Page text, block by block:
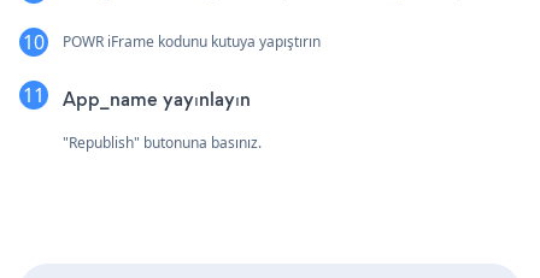
POWR iFrame kodunu kutuya yapıştırın
App_name yayınlayın
"Republish" butonuna basınız.